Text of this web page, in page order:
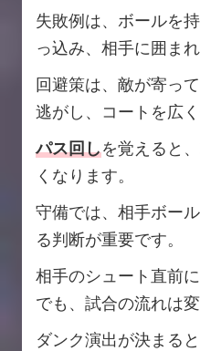
失敗例は、ボールを
っ込み、相手に囲まれ
回避策は、敵が寄っ
逃がし、コートを広
パス回しを覚えると
くなります。
守備では、相手ボー
る判断が重要です。
相手のシュート直前
でも、試合の流れは変
ダンク演出が決まる